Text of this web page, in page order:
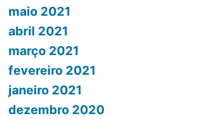
maio 2021
abril 2021
março 2021
fevereiro 2021
janeiro 2021
dezembro 2020